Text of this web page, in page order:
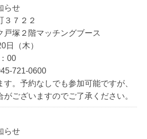
らせ
３７２２
戸塚２階マッチングブース
日（木）
00
721-0600
す。予約なしでも参加可能ですが、
ございますのでご了承ください。
らせ